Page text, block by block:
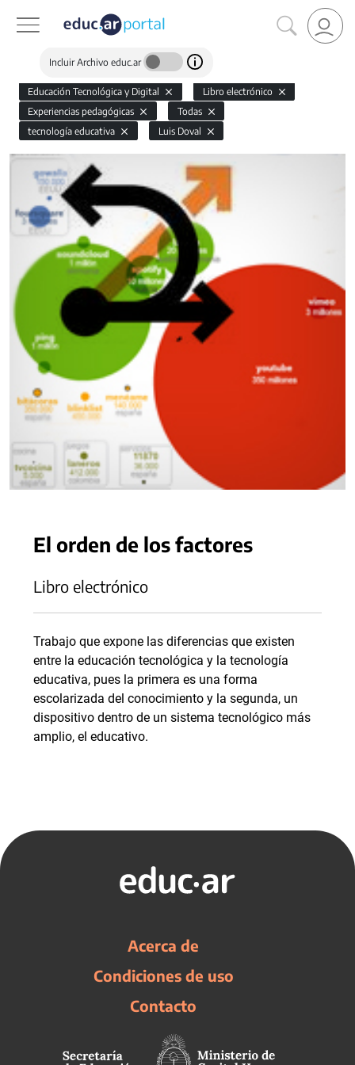
Incluir Archivo educ.ar
Educación Tecnológica y Digital
Libro electrónico
Experiencias pedagógicas
Todas
tecnología educativa
Luis Doval
El orden de los factores
Libro electrónico
Trabajo que expone las diferencias que existen
entre la educación tecnológica y la tecnología
educativa, pues la primera es una forma
escolarizada del conocimiento y la segunda, un
dispositivo dentro de un sistema tecnológico más
amplio, el educativo.
Acerca de
Condiciones de uso
Contacto